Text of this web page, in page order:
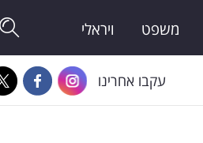
משפט ויראלי
עקבו אחרינו